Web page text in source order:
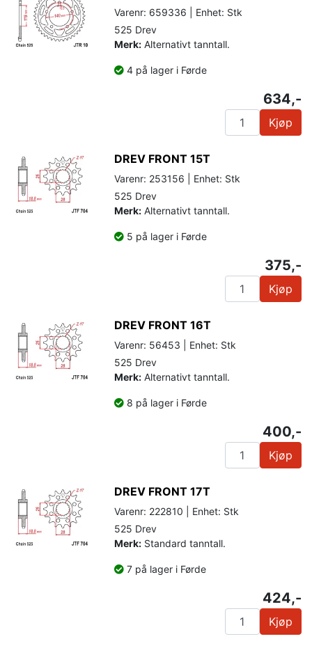
Varenr: 659336 | Enhet: Stk
525 Drev
Merk: Alternativt tanntall.
4 på lager i Førde
634,-
Kjøp
DREV FRONT 15T
Varenr: 253156 | Enhet: Stk
525 Drev
Merk: Alternativt tanntall.
5 på lager i Førde
375,-
Kjøp
DREV FRONT 16T
Varenr: 56453 | Enhet: Stk
525 Drev
Merk: Alternativt tanntall.
8 på lager i Førde
400,-
Kjøp
DREV FRONT 17T
Varenr: 222810 | Enhet: Stk
525 Drev
Merk: Standard tanntall.
7 på lager i Førde
424,-
Kjøp